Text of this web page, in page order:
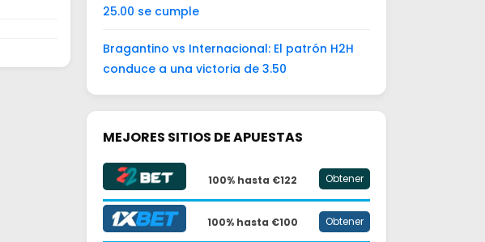
25.00 se cumple
Bragantino vs Internacional: El patrón H2H
conduce a una victoria de 3.50
MEJORES SITIOS DE APUESTAS
100% hasta €122 Obtener
100% hasta €100 Obtener